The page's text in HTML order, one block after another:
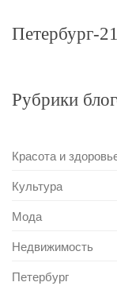
Петербург-
Рубрики
Красота и
Культура
Мода
Недвижимость
Петербург